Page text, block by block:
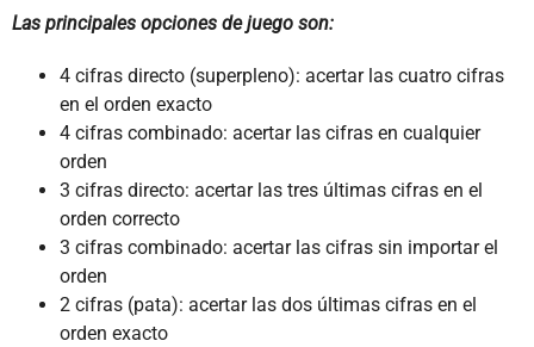
Las principales opciones de juego son:
4 cifras directo (superpleno): acertar las cuatro cifras
en el orden exacto
4 cifras combinado: acertar las cifras en cualquier
orden
3 cifras directo: acertar las tres últimas cifras en el
orden correcto
3 cifras combinado: acertar las cifras sin importar el
orden
2 cifras (pata): acertar las dos últimas cifras en el
orden exacto